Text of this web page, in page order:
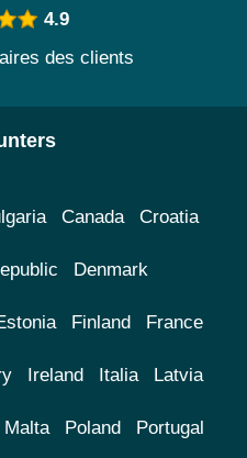
4.9
des clients
Canada Croatia
Denmark
Finland France
Ireland Italia Latvia
Malta Poland Portugal